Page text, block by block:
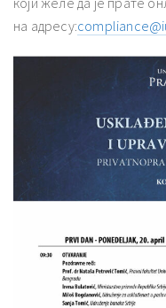
на адресу: